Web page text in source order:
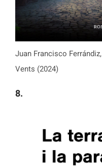
Juan Francisco Ferrándiz,
Vents (2024)
8.